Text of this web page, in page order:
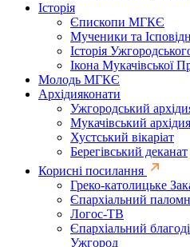
Історія
Єпископи МГКЄ
Мученики та
Історія
Ікона Мукачівської
Молодь МГКЄ
Архідияконати
Ужгородський
Мукачівський
Хустський вікаріат
Берегівський деканат
Корисні посилання
Греко-католицьке
Єпархіальний
Логос-ТВ
Єпархіальний
Ужгород